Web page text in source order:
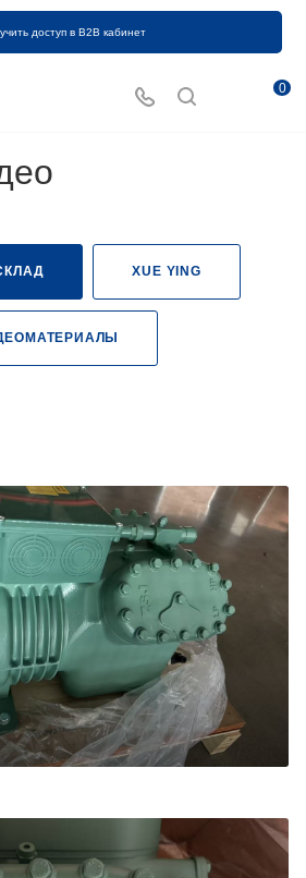
доступ в B2B кабинет
0
XUE YING